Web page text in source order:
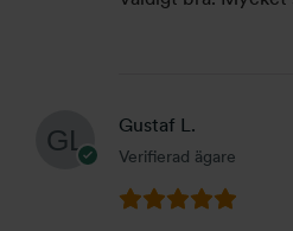
Gustaf L.
Verifierad ägare